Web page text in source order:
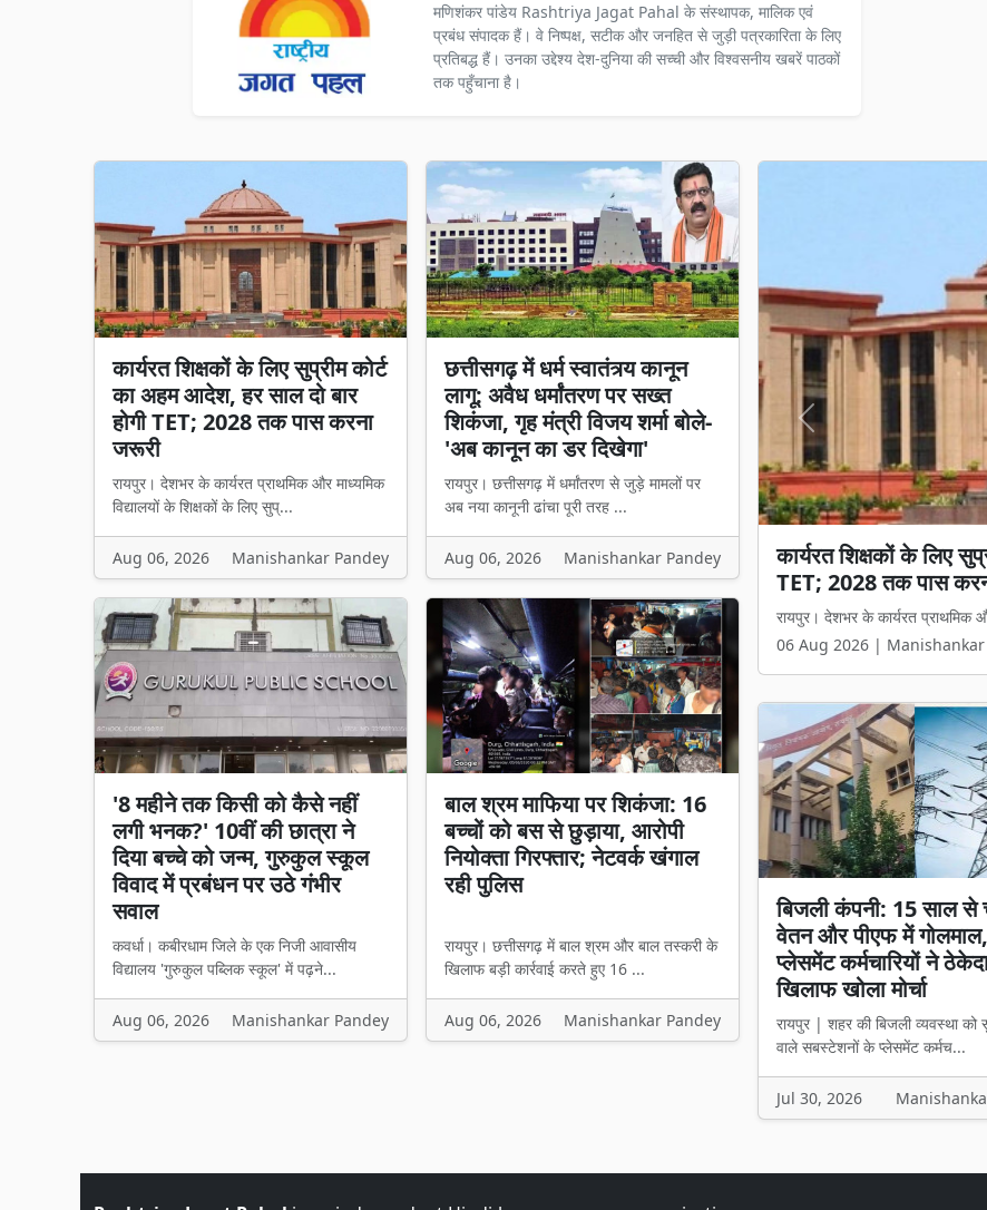
मणिशंकर पांडेय Rashtriya Jagat Pahal के संस्थापक, मालिक एवं
प्रबंध संपादक हैं। वे निष्पक्ष, सटीक और जनहित से जुड़ी पत्रकारिता के लिए
प्रतिबद्ध हैं। उनका उद्देश्य देश-दुनिया की सच्ची और विश्वसनीय खबरें पाठकों
तक पहुँचाना है।
कार्यरत शिक्षकों के लिए सुप्रीम कोर्ट
का अहम आदेश, हर साल दो बार
होगी TET; 2028 तक पास करना
जरूरी
रायपुर। देशभर के कार्यरत प्राथमिक और माध्यमिक
विद्यालयों के शिक्षकों के लिए सुप्...
Aug 06, 2026 Manishankar Pandey
छत्तीसगढ़ में धर्म स्वातंत्र्य कानून
लागू: अवैध धर्मांतरण पर सख्त
शिकंजा, गृह मंत्री विजय शर्मा बोले-
'अब कानून का डर दिखेगा'
रायपुर। छत्तीसगढ़ में धर्मांतरण से जुड़े मामलों पर
अब नया कानूनी ढांचा पूरी तरह ...
Aug 06, 2026 Manishankar Pandey
'8 महीने तक किसी को कैसे नहीं
लगी भनक?' 10वीं की छात्रा ने
दिया बच्चे को जन्म, गुरुकुल स्कूल
विवाद में प्रबंधन पर उठे गंभीर
सवाल
कवर्धा। कबीरधाम जिले के एक निजी आवासीय
विद्यालय 'गुरुकुल पब्लिक स्कूल' में पढ़ने...
Aug 06, 2026 Manishankar Pandey
बाल श्रम माफिया पर शिकंजा: 16
बच्चों को बस से छुड़ाया, आरोपी
नियोक्ता गिरफ्तार; नेटवर्क खंगाल
रही पुलिस
रायपुर। छत्तीसगढ़ में बाल श्रम और बाल तस्करी के
खिलाफ बड़ी कार्रवाई करते हुए 16 ...
Aug 06, 2026 Manishankar Pandey
छत्तीसगढ़ में धर्म
मंत्री विजय शर्मा बोले-
रायपुर। छत्तीसगढ़ में धर्मांतरण से जुड़े
06 Aug 2026 | Manishankar
Previous
बिजली कंपनी: 15 साल से
वेतन और पीएफ में
प्लेसमेंट कर्मचारियों ने
खिलाफ खोला मोर्चा
रायपुर | शहर की बिजली व्यवस्था
वाले सबस्टेशनों के प्लेसमेंट कर्मच...
Jul 30, 2026